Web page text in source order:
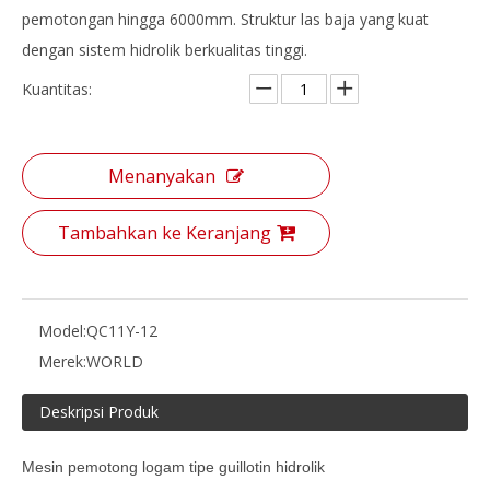
pemotongan hingga 6000mm. Struktur las baja yang kuat
dengan sistem hidrolik berkualitas tinggi.
Kuantitas:
Menanyakan
Tambahkan ke Keranjang
Model:QC11Y-12
Merek:WORLD
Deskripsi Produk
Mesin pemotong logam tipe guillotin hidrolik